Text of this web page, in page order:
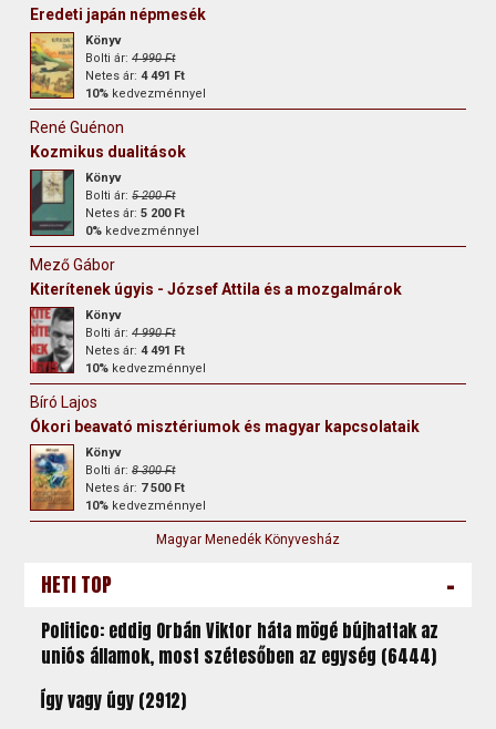
Eredeti japán népmesék
Könyv
Bolti ár:4 990 Ft
Netes ár:4 491 Ft
10% kedvezménnyel
René Guénon
Kozmikus dualitások
Könyv
Bolti ár:5 200 Ft
Netes ár:5 200 Ft
0% kedvezménnyel
Mező Gábor
Kiterítenek úgyis - József Attila és a mozgalmárok
Könyv
Bolti ár:4 990 Ft
Netes ár:4 491 Ft
10% kedvezménnyel
Bíró Lajos
Ókori beavató misztériumok és magyar kapcsolataik
Könyv
Bolti ár:8 300 Ft
Netes ár: 7 500 Ft
10% kedvezménnyel
Magyar Menedék Könyvesház
HETI TOP -
Politico: eddig Orbán Viktor háta mögé bújhattak az
uniós államok, most szétesőben az egység (6444)
Így vagy úgy (2912)